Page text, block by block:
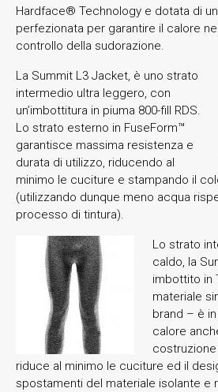
Hardface® Technology e dotata di
perfezionata per garantire il calore
controllo della sudorazione.
La Summit L3 Jacket, è uno strato
intermedio ultra leggero, con
un’imbottitura in piuma 800-fill RDS.
Lo strato esterno in FuseForm™
garantisce massima resistenza e
durata di utilizzo, riducendo al
minimo le cuciture e stampando il
(utilizzando dunque meno acqua
processo di tintura).
Lo strato
caldo, la
imbottito in
materiale
brand – è
calore
riduce al minimo le cuciture ed il
spostamenti del materiale isolante e